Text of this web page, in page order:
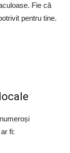
Fie că
pentru tine.
fi: